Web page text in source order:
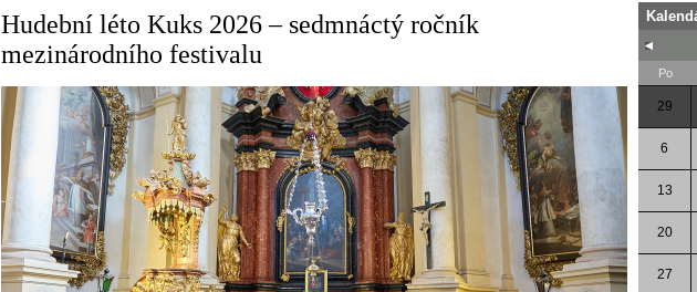
Hudební léto Kuks 2026 – sedmnáctý ročník
mezinárodního festivalu
Po
29
6
13
20
27